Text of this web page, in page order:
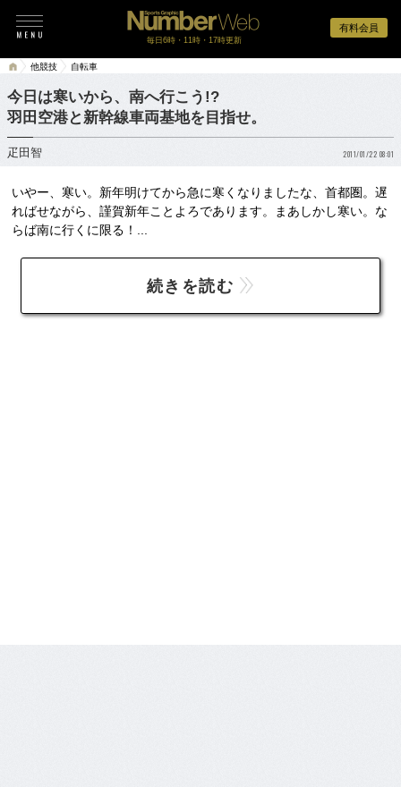
有料会員
毎日6時・11時・17時更新
他競技 自転車
今日は寒いから、南へ行こう!?
羽田空港と新幹線車両基地を目指せ。
疋田智 2011/01/22 08:01
いやー、寒い。新年明けてから急に寒くなりましたな、首都圏。遅
ればせながら、謹賀新年ことよろであります。まあしかし寒い。な
らば南に行くに限る！...
続きを読む